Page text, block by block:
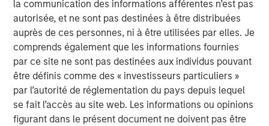
la communication des informations afférentes n’est pas
autorisée, et ne sont pas destinées à être distribuées
auprès de ces personnes, ni à être utilisées par elles. Je
comprends également que les informations fournies
par ce site ne sont pas destinées aux individus pouvant
être définis comme des « investisseurs particuliers »
par l’autorité de réglementation du pays depuis lequel
se fait l’accès au site web. Les informations ou opinions
figurant dans le présent document ne doivent pas être
new investors in Fund V. In today’s environment,
sophisticated investors are increasing their allocations to
real estate credit with managers who have been tested
through market cycles,” said Jeff Friedman, Principal of
Mesa West. “Mesa West’s successful track record
through multiple cycles, including through the Global
Financial Crisis, has been a differentiator for the platform
in continuing to organically grow our business over time.”